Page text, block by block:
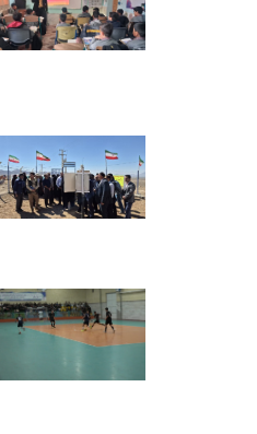
18 Ordibehesht 1405 -
13 Ordibehesht 1405 -
12 Ordibehesht 1405 -